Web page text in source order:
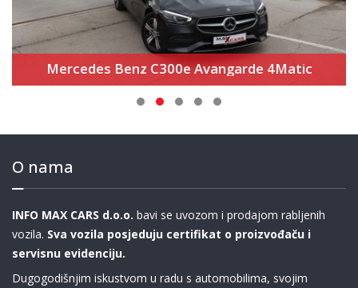
BMW M440i xDrive Gran Coupé M paket Pro
O nama
INFO MAX CARS d.o.o. bavi se uvozom i prodajom rabljenih
vozila. Sva vozila posjeduju certifikat o proizvođaču i
servisnu evidenciju.
Dugogodišnjim iskustvom u radu s automobilima, svojim